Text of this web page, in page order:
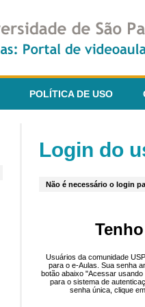
POLÍTICA DE USO
Login do
Não é necessário o login
Usuários da comunidade
para o e-Aulas. Sua senha
botão abaixo "Acessar
para o sistema de
senha única, clique